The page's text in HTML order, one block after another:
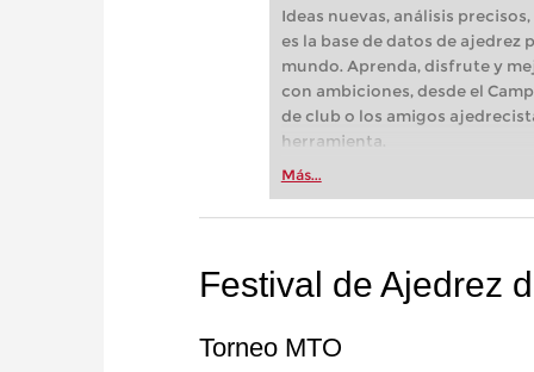
Ideas nuevas, análisis
es la base de datos de
mundo. Aprenda, disfrute y
con ambiciones, desde el
de club o los amigos
herramienta.
Más...
Festival de Ajedrez
Torneo MTO